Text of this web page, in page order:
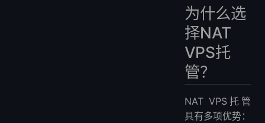
为什么选
择NAT
VPS托
管？
NAT VPS托管
具有多项优势：